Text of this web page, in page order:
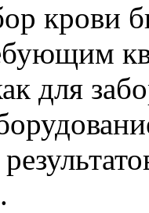
крови
для